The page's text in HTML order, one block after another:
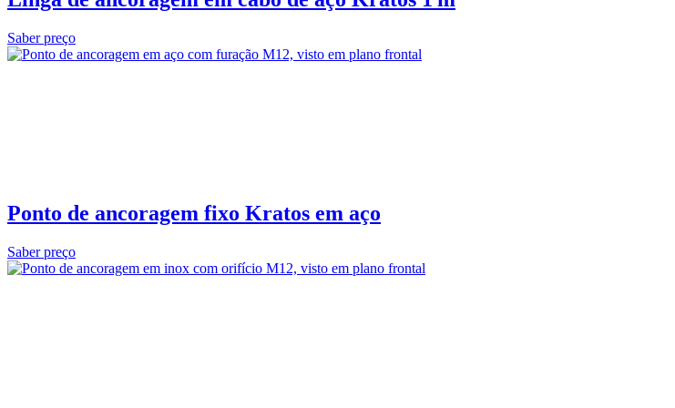
Saber preço
Ponto de ancoragem fixo Kratos em aço
Saber preço